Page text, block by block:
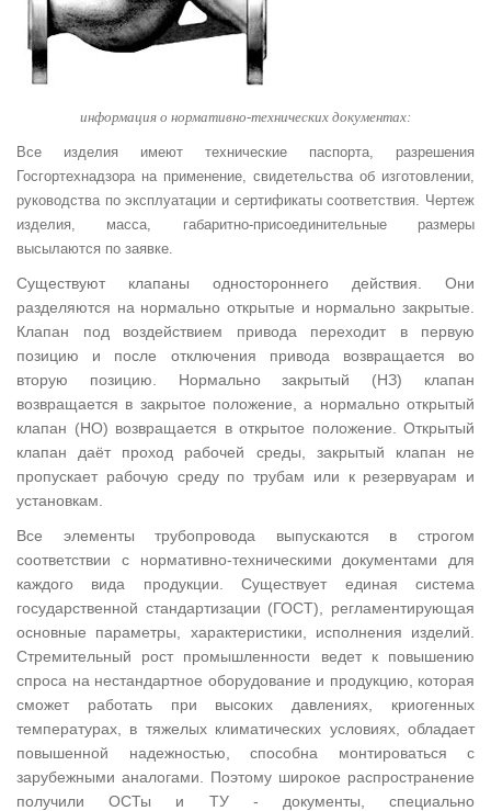
информация о нормативно-технических документах:
Все изделия имеют технические паспорта, разрешения
Госгортехнадзора на применение, свидетельства об изготовлении,
руководства по эксплуатации и сертификаты соответствия. Чертеж
изделия, масса, габаритно-присоединительные размеры
высылаются по заявке.
Существуют клапаны одностороннего действия. Они
разделяются на нормально открытые и нормально закрытые.
Клапан под воздействием привода переходит в первую
позицию и после отключения привода возвращается во
вторую позицию. Нормально закрытый (НЗ) клапан
возвращается в закрытое положение, а нормально открытый
клапан (НО) возвращается в открытое положение. Открытый
клапан даёт проход рабочей среды, закрытый клапан не
пропускает рабочую среду по трубам или к резервуарам и
установкам.
Все элементы трубопровода выпускаются в строгом
соответствии с нормативно-техническими документами для
каждого вида продукции. Существует единая система
государственной стандартизации (ГОСТ), регламентирующая
основные параметры, характеристики, исполнения изделий.
Стремительный рост промышленности ведет к повышению
спроса на нестандартное оборудование и продукцию, которая
сможет работать при высоких давлениях, криогенных
температурах, в тяжелых климатических условиях, обладает
повышенной надежностью, способна монтироваться с
зарубежными аналогами. Поэтому широкое распространение
получили ОСТы и ТУ - документы, специально